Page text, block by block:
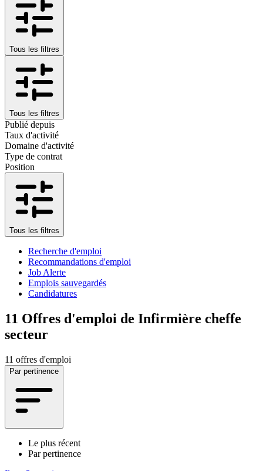
Tous les filtres
Tous les filtres
Publié depuis
Taux d'activité
Domaine d'activité
Type de contrat
Position
Tous les filtres
Recherche d'emploi
Recommandations d'emploi
Job Alerte
Emplois sauvegardés
Candidatures
11 Offres d'emploi de Infirmière cheffe
secteur
11 offres d'emploi
Par pertinence
Le plus récent
Par pertinence